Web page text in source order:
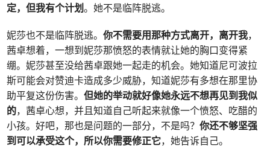
定，但我有个计划。她不是临阵脱逃。
妮莎也不是临阵脱逃。你不需要用那种方式离开，离开我，
茜卓想着，一想到妮莎那愤怒的表情就让她的胸口变得紧
绷。妮莎甚至没给茜卓跟她一起走的机会。她知道尼可波拉
斯可能会对赞迪卡造成多少威胁，知道妮莎有多想在那里协
助平复这份伤害。但她的举动就好像她永远不想再见到我似
的，茜卓心想，并且知道自己听起来就像一个愤怒、吃醋的
小孩。好吧，那也是问题的一部分，不是吗？你还不够坚强
到可以承受这个，所以你需要修正它，她告诉自己。